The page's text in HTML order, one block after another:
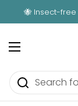
🐝 Insect-
Open menu